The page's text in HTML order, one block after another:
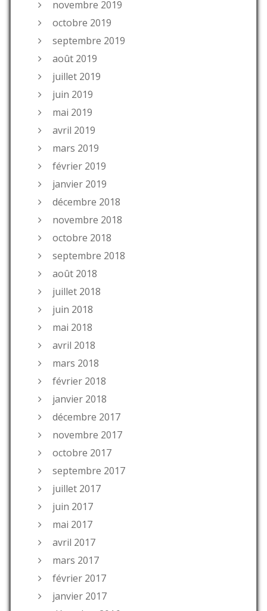
novembre 2019
octobre 2019
septembre 2019
août 2019
juillet 2019
juin 2019
mai 2019
avril 2019
mars 2019
février 2019
janvier 2019
décembre 2018
novembre 2018
octobre 2018
septembre 2018
août 2018
juillet 2018
juin 2018
mai 2018
avril 2018
mars 2018
février 2018
janvier 2018
décembre 2017
novembre 2017
octobre 2017
septembre 2017
juillet 2017
juin 2017
mai 2017
avril 2017
mars 2017
février 2017
janvier 2017